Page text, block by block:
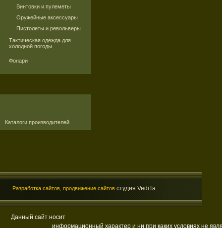
Винтовки и пулеметы
Оружейные аксессуары
Пистолеты и револьверы
Тактическая одежда для
холодной погоды
Фонари
Каталоги производителей
Разработка сайтов, продвижение сайтов студия VediTa
Данный сайт носит
информационный характер и ни при каких условиях не